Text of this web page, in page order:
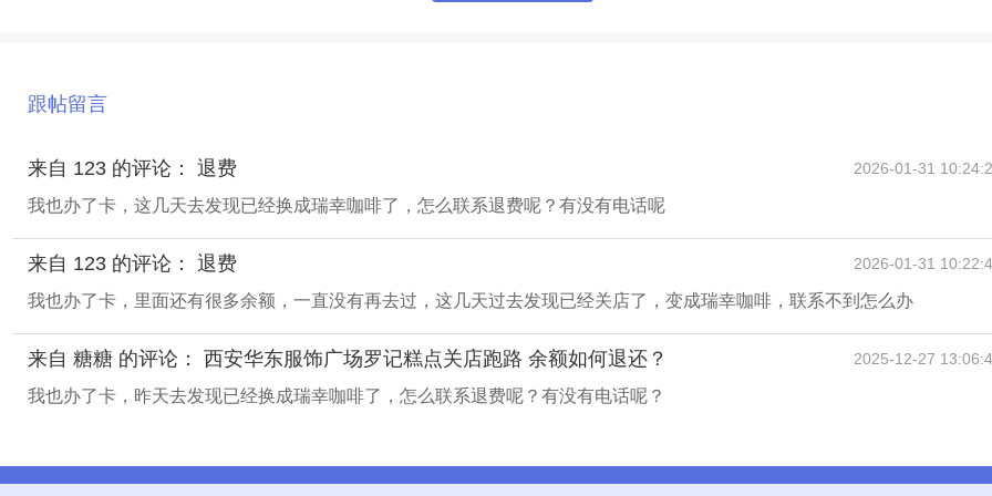
跟帖留言
来自 123 的评论： 退费 2026-01-31
我也办了卡，这几天去发现已经换成瑞幸咖啡了，怎么联系退费呢？有没有电话呢
来自 123 的评论： 退费 2026-01-31
我也办了卡，里面还有很多余额，一直没有再去过，这几天过去发现已经关店了，变成瑞幸咖啡，联系不到怎么办
来自 糖糖 的评论： 西安华东服饰广场罗记糕点关店跑路 余额如何退还？ 2025-12-27
我也办了卡，昨天去发现已经换成瑞幸咖啡了，怎么联系退费呢？有没有电话呢？